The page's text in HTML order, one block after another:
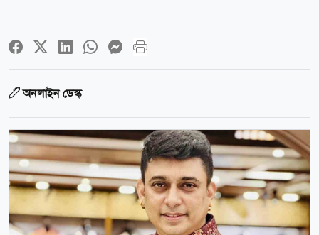
অনলাইন ডেস্ক